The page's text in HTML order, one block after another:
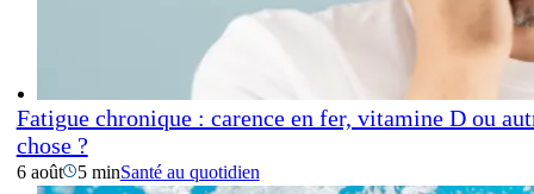
Fatigue chronique : carence en fer, vitamine D ou
chose ?
6 août 5 minSanté au quotidien